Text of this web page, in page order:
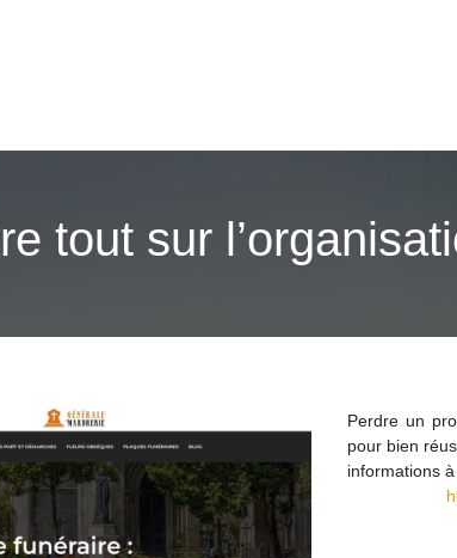
tout sur
Perdre un
pour bien
informations